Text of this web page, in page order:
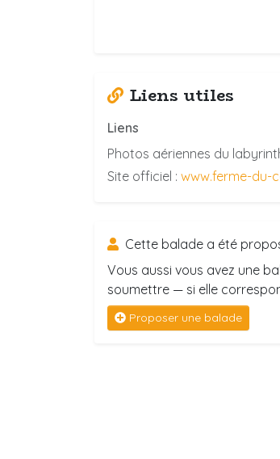
Liens utiles
Liens
Photos aériennes du
Site officiel : www.ferme-du-
Cette balade a été
Vous aussi vous avez une
soumettre — si elle
Proposer une balade